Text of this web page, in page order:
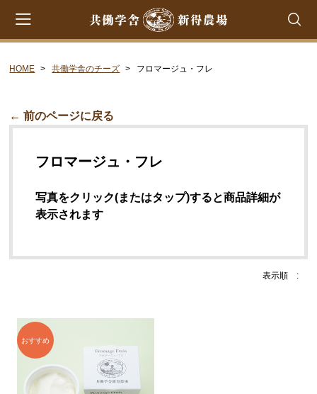
CATEGORY
ラクレット
フロマージュ・フレ
シントコ
フロマージュ・ブラン
セット商品
共働学舎の加工食品
HOME 共働学舎のチーズ フロマージュ・フレ
← 前のページに戻る
フロマージュ・フレ
写真をクリック(またはタップ)すると商品詳細が
表示されます
表示順 :